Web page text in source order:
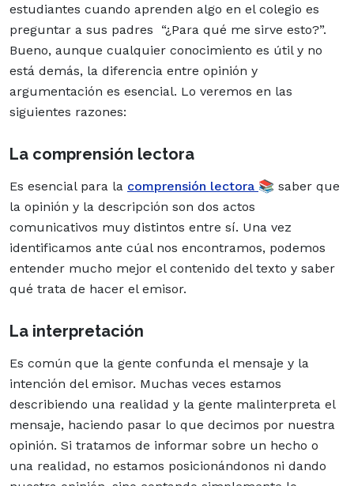
estudiantes cuando aprenden algo en el colegio es
preguntar a sus padres “¿Para qué me sirve esto?”.
Bueno, aunque cualquier conocimiento es útil y no
está demás, la diferencia entre opinión y
argumentación es esencial. Lo veremos en las
siguientes razones:
La comprensión lectora
Es esencial para la comprensión lectora 📚 saber que
la opinión y la descripción son dos actos
comunicativos muy distintos entre sí. Una vez
identificamos ante cúal nos encontramos, podemos
entender mucho mejor el contenido del texto y saber
qué trata de hacer el emisor.
La interpretación
Es común que la gente confunda el mensaje y la
intención del emisor. Muchas veces estamos
describiendo una realidad y la gente malinterpreta el
mensaje, haciendo pasar lo que decimos por nuestra
opinión. Si tratamos de informar sobre un hecho o
una realidad, no estamos posicionándonos ni dando